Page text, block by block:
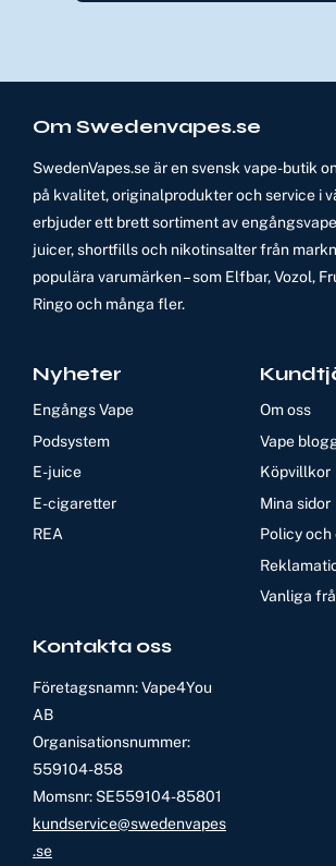
Om Swedenvapes.se
SwedenVapes.se är en svensk vape-butik
på kvalitet, originalprodukter och service i
erbjuder ett brett sortiment av
juicer, shortfills och nikotinsalter från
populära varumärken – som Elfbar, Vozol,
Ringo och många fler.
Nyheter
Engångs Vape
Podsystem
E-juice
E-cigaretter
REA
Om oss
Vape
Köpvillkor
Mina sidor
Policy och
Vanliga
Kontakta oss
Företagsnamn: Vape4You
AB
Organisationsnummer:
559104-858
Momsnr: SE559104-85801
kundservice@swedenvapes
.se